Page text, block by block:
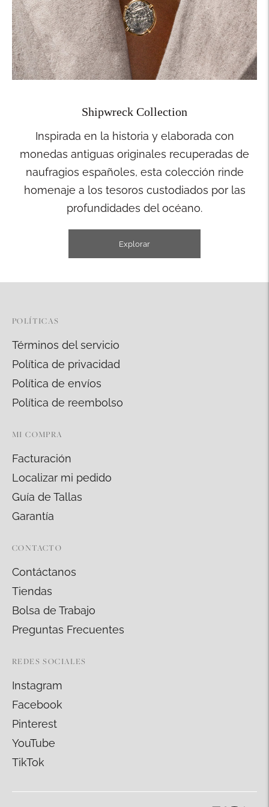
Shipwreck Collection
Inspirada en la historia y elaborada con
monedas antiguas originales recuperadas de
naufragios españoles, esta colección rinde
homenaje a los tesoros custodiados por las
profundidades del océano.
Explorar
POLÍTICAS
Términos del servicio
Política de privacidad
Política de envíos
Política de reembolso
MI COMPRA
Facturación
Localizar mi pedido
Guía de Tallas
Garantía
CONTACTO
Contáctanos
Tiendas
Bolsa de Trabajo
Preguntas Frecuentes
REDES SOCIALES
Instagram
Facebook
Pinterest
YouTube
TikTok